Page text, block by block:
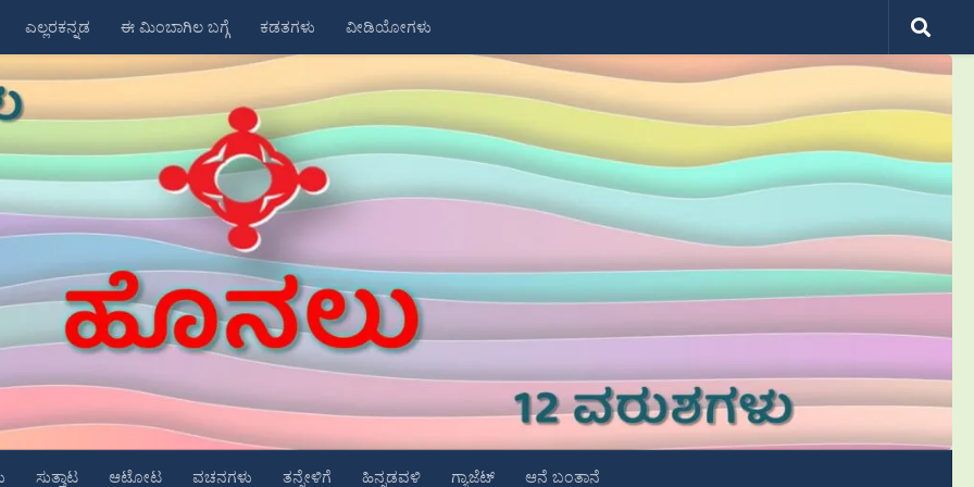
ಎಲ್ಲರಕನ್ನಡ ಈ ಮಿಂಬಾಗಿಲ ಬಗ್ಗೆ ಕಡತಗಳು ವೀಡಿಯೋಗಳು
ಸುತ್ತಾಟ ಆಟೋಟ ವಚನಗಳು ತನ್ನೇಳಿಗೆ ಹಿನ್ನಡವಳಿ ಗ್ಯಾಜೆಟ್ ಆನೆ ಬಂತಾನೆ